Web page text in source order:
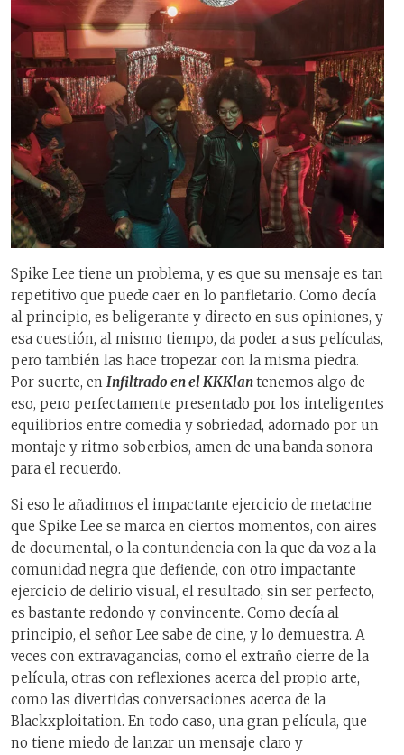
Spike Lee tiene un problema, y es que su mensaje es tan
repetitivo que puede caer en lo panfletario. Como decía
al principio, es beligerante y directo en sus opiniones, y
esa cuestión, al mismo tiempo, da poder a sus películas,
pero también las hace tropezar con la misma piedra.
Por suerte, en Infiltrado en el KKKlantenemos algo de
eso, pero perfectamente presentado por los inteligentes
equilibrios entre comedia y sobriedad, adornado por un
montaje y ritmo soberbios, amen de una banda sonora
para el recuerdo.
Si eso le añadimos el impactante ejercicio de metacine
que Spike Lee se marca en ciertos momentos, con aires
de documental, o la contundencia con la que da voz a la
comunidad negra que defiende, con otro impactante
ejercicio de delirio visual, el resultado, sin ser perfecto,
es bastante redondo y convincente. Como decía al
principio, el señor Lee sabe de cine, y lo demuestra. A
veces con extravagancias, como el extraño cierre de la
película, otras con reflexiones acerca del propio arte,
como las divertidas conversaciones acerca de la
Blackxploitation. En todo caso, una gran película, que
no tiene miedo de lanzar un mensaje claro y